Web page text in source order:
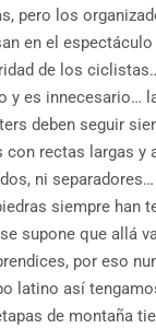
pero los
en el
de los
y es innecesario…
deben seguir
con rectas largas y
ni separadores…
siempre han
supone que allá
por eso
latino así
de montaña